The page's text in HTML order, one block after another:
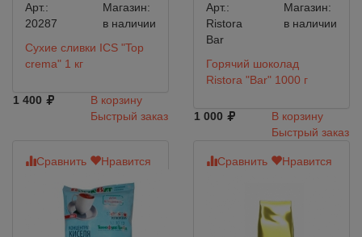
Арт.:
20287
Магазин:
в наличии
Сухие сливки ICS "Top
crema" 1 кг
1 400
В корзину
Быстрый заказ
Арт.:
Ristora
Bar
Магазин:
в наличии
Горячий шоколад
Ristora "Bar" 1000 г
1 000
В корзину
Быстрый заказ
Сравнить Нравится Сравнить Нравится